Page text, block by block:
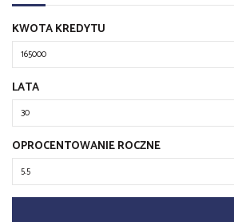
KWOTA KREDYTU
LATA
OPROCENTOWANIE ROCZNE